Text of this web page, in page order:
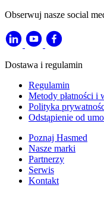
Obserwuj nasze social
Dostawa i regulamin
Regulamin
Metody płatności i
Polityka
Odstąpienie od
Poznaj Hasmed
Nasze marki
Partnerzy
Serwis
Kontakt